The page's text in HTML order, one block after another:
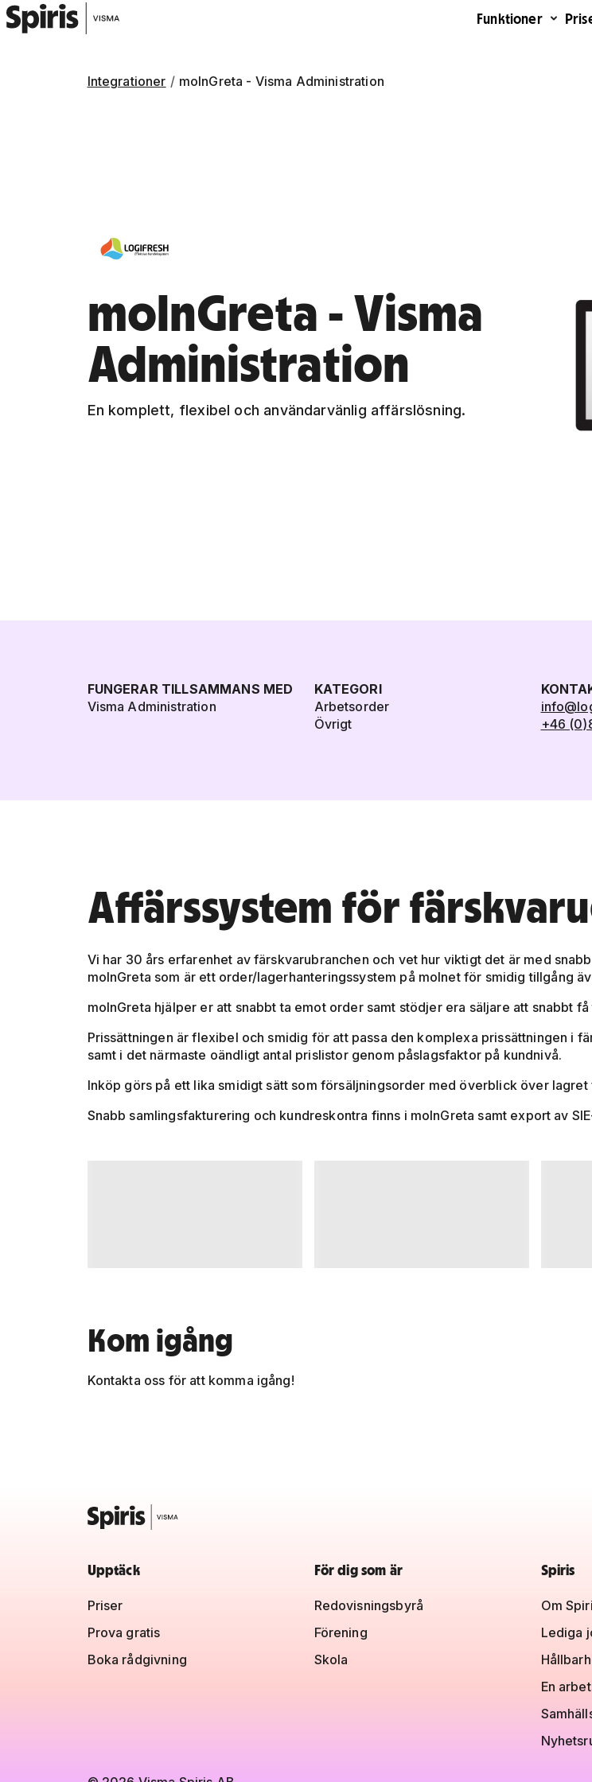
Funktioner
Integrationer molnGreta - Visma Administration
molnGreta - Visma
Administration
En komplett, flexibel och användarvänlig affärslösning.
FUNGERAR TILLSAMMANS MED
Visma Administration
KATEGORI
Arbetsorder
Övrigt
+46
Affärssystem för
Vi har 30 års erfarenhet av färskvarubranchen och vet hur viktigt det är med
molnGreta som är ett order/lagerhanteringssystem på molnet för smidig tillgång
molnGreta hjälper er att snabbt ta emot order samt stödjer era säljare att snabbt
Prissättningen är flexibel och smidig för att passa den komplexa prissättningen i
samt i det närmaste oändligt antal prislistor genom påslagsfaktor på kundnivå.
Inköp görs på ett lika smidigt sätt som försäljningsorder med överblick över
Snabb samlingsfakturering och kundreskontra finns i molnGreta samt export av
Kom igång
Kontakta oss för att komma igång!
Upptäck
Priser
Prova gratis
Boka rådgivning
För dig som är
Redovisningsbyrå
Förening
Skola
Spiris
Om
Lediga
En